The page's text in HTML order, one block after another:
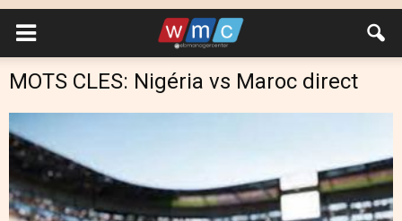
MOTS CLES: Nigéria vs Maroc direct